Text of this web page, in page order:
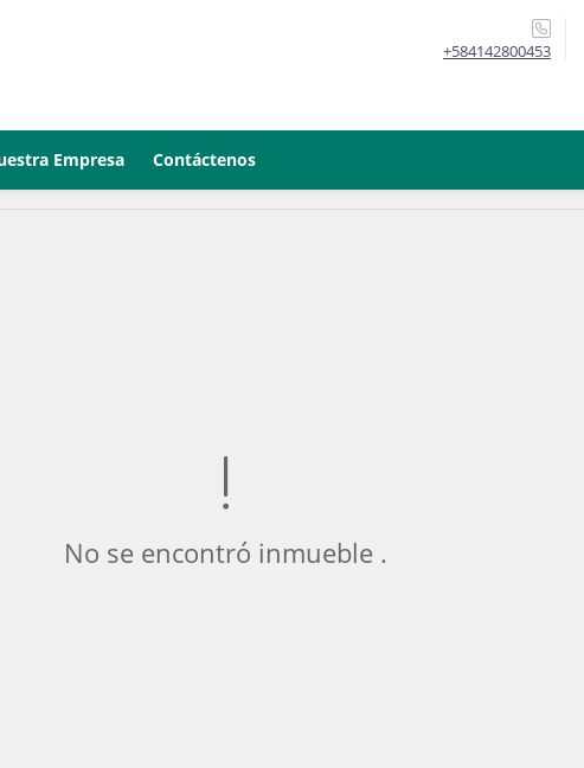
+584142800453
Empresa Contáctenos
No se encontró inmueble .